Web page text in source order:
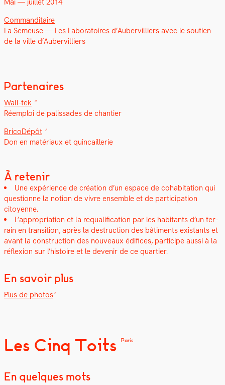
Mai — juil­let 2014
Com­man­di­taire
La Semeuse — Les Lab­o­ra­toires d’Aubervilliers avec le sou­tien
de la ville d’Aubervilliers
Partenaires
Wall-tek
Réem­ploi de palis­sades de chantier
BricoDépôt
Don en matéri­aux et quin­cail­lerie
À retenir
Une expéri­ence de créa­tion d’un espace de cohab­i­ta­tion qui
ques­tionne la notion de vivre ensem­ble et de par­tic­i­pa­tion
citoyenne.
L’appropriation et la requal­i­fi­ca­tion par les habi­tants d’un ter­
rain en tran­si­tion, après la destruc­tion des bâti­ments exis­tants et
avant la con­struc­tion des nou­veaux édi­fices, par­ticipe aus­si à la
réflex­ion sur l’histoire et le devenir de ce quarti­er.
En savoir plus
Plus de pho­tos
Les Cinq Toits Paris
En quelques mots